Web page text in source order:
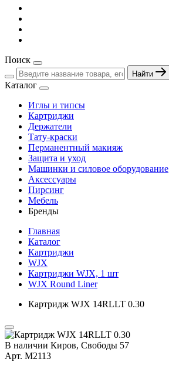
Поиск
Найти
Каталог
Иглы и типсы
Картриджи
Держатели
Тату-краски
Перманентный макияж
Защита и уход
Машинки и силовое оборудование
Аксессуары
Пирсинг
Мебель
Бренды
Главная
Каталог
Картриджи
WJX
Картриджи WJX, 1 шт
WJX Round Liner
Картридж WJX 14RLLT 0.30
В наличии Киров, Свободы 57
Арт. М2113